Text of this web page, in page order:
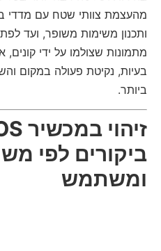
מהעצמת צוותי שטח עם מדדי
ותכנון משימות משופר, ועד
מתמונות שצולמו על ידי קונים,
בעיות, נקיטת פעולה במקום
ביותר.
ביקורים לפי
ומשתמש